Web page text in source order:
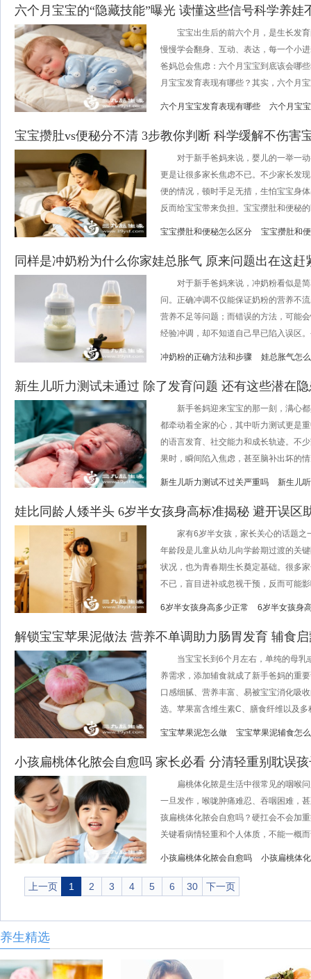
六个月宝宝的“隐藏技能”曝光 读懂这些信号科学养娃
宝宝出生后的前六个月，是生长发育
慢慢学会翻身、互动、表达，每一个小
爸妈总会焦虑：六个月宝宝到底该会哪
月宝宝发育表现有哪些？其实，六个月
六个月宝宝发育表现有哪些 六个月宝
宝宝攒肚vs便秘分不清 3步教你判断 科学缓解不伤害
对于新手爸妈来说，婴儿的一举一动
更是让很多家长焦虑不已。不少家长发
便的情况，顿时手足无措，生怕宝宝身
反而给宝宝带来负担。宝宝攒肚和便秘
宝宝攒肚和便秘怎么区分 宝宝攒肚和
同样是冲奶粉为什么你家娃总胀气 原来问题出在这赶
对于新手爸妈来说，冲奶粉看似是简
问。正确冲调不仅能保证奶粉的营养不
营养不足等问题；而错误的方法，可能
经验冲调，却不知道自己早已陷入误区
冲奶粉的正确方法和步骤 娃总胀气怎
新生儿听力测试未通过 除了发育问题 还有这些潜在
新手爸妈迎来宝宝的那一刻，满心都
都牵动着全家的心，其中听力测试更是
的语言发育、社交能力和成长轨迹。不
果时，瞬间陷入焦虑，甚至脑补出坏的
新生儿听力测试不过关严重吗 新生儿
娃比同龄人矮半头 6岁半女孩身高标准揭秘 避开误区
家有6岁半女孩，家长关心的话题之
年龄段是儿童从幼儿向学龄期过渡的关
状况，也为青春期生长奠定基础。很多
不已，盲目进补或忽视干预，反而可能
6岁半女孩身高多少正常 6岁半女孩身
解锁宝宝苹果泥做法 营养不单调助力肠胃发育 辅食
当宝宝长到6个月左右，单纯的母乳
养需求，添加辅食就成了新手爸妈的重
口感细腻、营养丰富、易被宝宝消化吸
选。苹果富含维生素C、膳食纤维以及多
宝宝苹果泥怎么做 宝宝苹果泥辅食怎
小孩扁桃体化脓会自愈吗 家长必看 分清轻重别耽误
扁桃体化脓是生活中很常见的咽喉问
一旦发作，喉咙肿痛难忍、吞咽困难，
孩扁桃体化脓会自愈吗？硬扛会不会加
关键看病情轻重和个人体质，不能一概
小孩扁桃体化脓会自愈吗 小孩扁桃体
上一页 1 2 3 4 5 6 30 下一页
养生精选